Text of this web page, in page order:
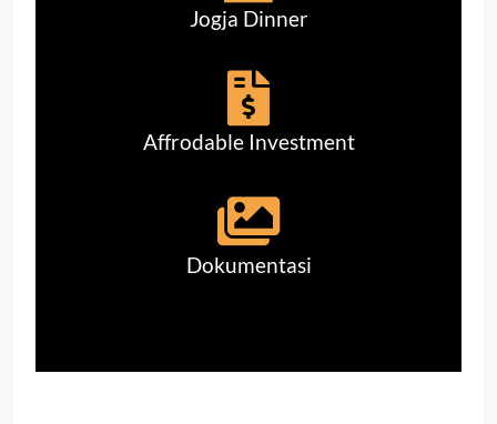
Jogja Dinner
Affrodable Investment
Dokumentasi